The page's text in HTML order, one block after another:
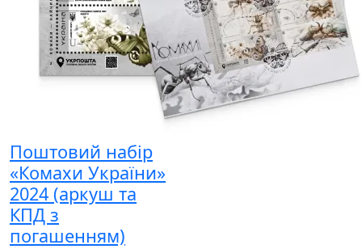
Поштовий набір
«Комахи України»
2024 (аркуш та
КПД з
погашенням)